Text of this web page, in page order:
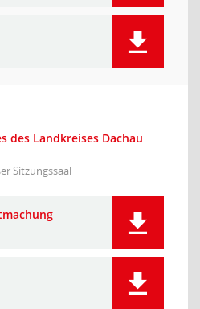
des Landkreises Dachau
Sitzungssaal